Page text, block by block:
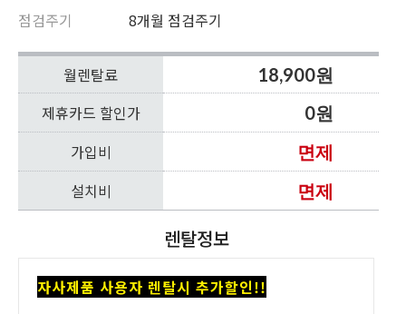
점검주기
8개월 점검주기
월렌탈료
18,900원
제휴카드 할인가
0원
가입비
면제
설치비
면제
렌탈정보
자사제품 사용자 렌탈시 추가할인!!